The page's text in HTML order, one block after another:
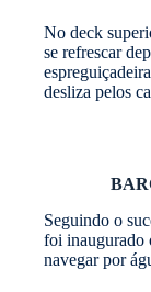
No deck
se refrescar
desliza pelos
Seguindo o
foi
navegar por